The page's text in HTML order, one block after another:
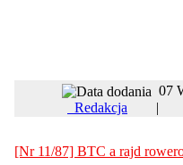
Redakcja
[Nr 11/87] BTC a rajd